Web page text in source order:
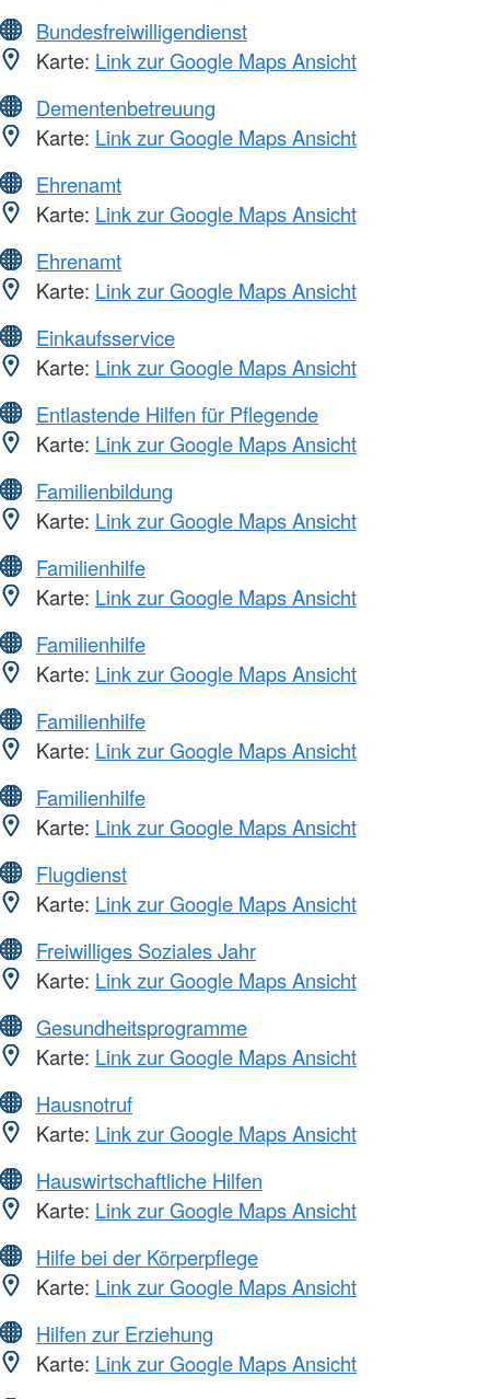
Bundesfreiwilligendienst
Karte: Link zur Google Maps Ansicht
Dementenbetreuung
Karte: Link zur Google Maps Ansicht
Ehrenamt
Karte: Link zur Google Maps Ansicht
Ehrenamt
Karte: Link zur Google Maps Ansicht
Einkaufsservice
Karte: Link zur Google Maps Ansicht
Entlastende Hilfen für Pflegende
Karte: Link zur Google Maps Ansicht
Familienbildung
Karte: Link zur Google Maps Ansicht
Familienhilfe
Karte: Link zur Google Maps Ansicht
Familienhilfe
Karte: Link zur Google Maps Ansicht
Familienhilfe
Karte: Link zur Google Maps Ansicht
Familienhilfe
Karte: Link zur Google Maps Ansicht
Flugdienst
Karte: Link zur Google Maps Ansicht
Freiwilliges Soziales Jahr
Karte: Link zur Google Maps Ansicht
Gesundheitsprogramme
Karte: Link zur Google Maps Ansicht
Hausnotruf
Karte: Link zur Google Maps Ansicht
Hauswirtschaftliche Hilfen
Karte: Link zur Google Maps Ansicht
Hilfe bei der Körperpflege
Karte: Link zur Google Maps Ansicht
Hilfen zur Erziehung
Karte: Link zur Google Maps Ansicht